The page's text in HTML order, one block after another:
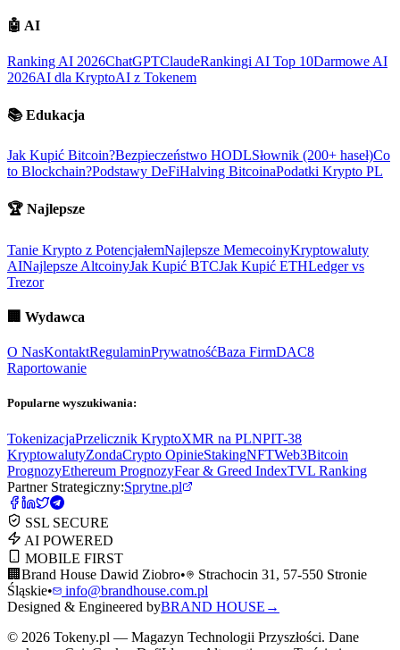
🤖 AI
Ranking AI 2026ChatGPTClaudeRankingi AI Top 10Darmowe AI
2026AI dla KryptoAI z Tokenem
📚 Edukacja
Jak Kupić Bitcoin?Bezpieczeństwo HODLSłownik (200+ haseł)Co
to Blockchain?Podstawy DeFiHalving BitcoinaPodatki Krypto PL
🏆 Najlepsze
Tanie Krypto z PotencjałemNajlepsze MemecoinyKryptowaluty
AINajlepsze AltcoinyJak Kupić BTCJak Kupić ETHLedger vs
Trezor
🏢 Wydawca
O NasKontaktRegulaminPrywatnośćBaza FirmDAC8
Raportowanie
Popularne wyszukiwania:
TokenizacjaPrzelicznik KryptoXMR na PLNPIT-38
KryptowalutyZondaCrypto OpinieStakingNFTWeb3Bitcoin
PrognozyEthereum PrognozyFear & Greed IndexTVL Ranking
Partner Strategiczny:Sprytne.pl
SSL SECURE
AI POWERED
MOBILE FIRST
🏢 Brand House Dawid Ziobro•
Strachocin 31, 57-550 Stronie
Śląskie•
info@brandhouse.com.pl
Designed & Engineered byBRAND HOUSE →
© 2026 Tokeny.pl — Magazyn Technologii Przyszłości. Dane